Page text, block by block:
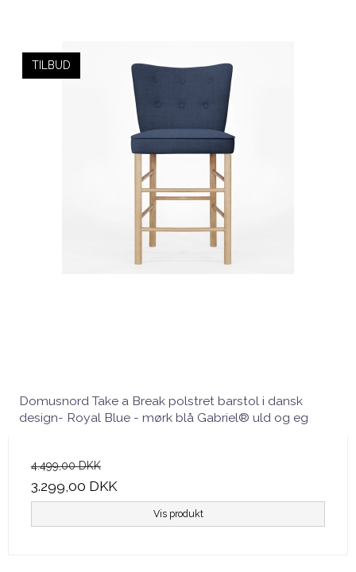
TILBUD
Domusnord Take a Break polstret barstol i dansk
design- Royal Blue - mørk blå Gabriel® uld og eg
4.499,00 DKK
3.299,00 DKK
Vis produkt